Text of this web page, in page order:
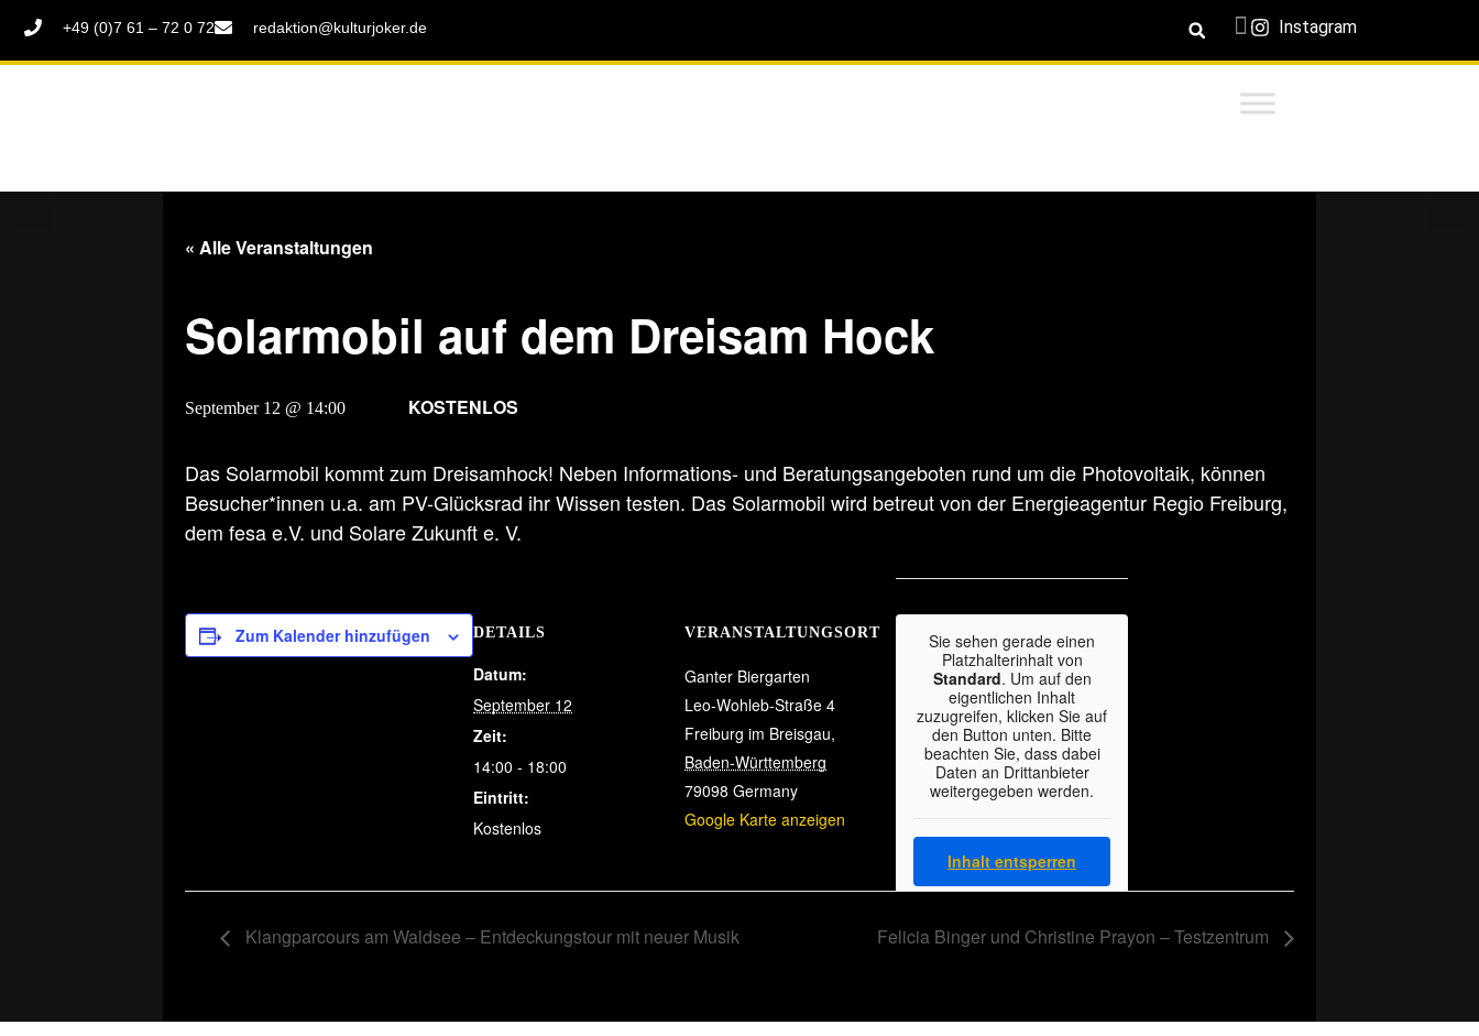
+49 (0)7 61 – 72 0 72 redaktion@kulturjoker.de Instagram
« Alle Veranstaltungen
Solarmobil auf dem Dreisam Hock
September 12 @ 14:00 KOSTENLOS
Das Solarmobil kommt zum Dreisamhock! Neben Informations- und Beratungsangeboten rund um die Photovoltaik, können
Besucher*innen u.a. am PV-Glücksrad ihr Wissen testen. Das Solarmobil wird betreut von der Energieagentur Regio Freiburg,
dem fesa e.V. und Solare Zukunft e. V.
Zum Kalender hinzufügen DETAILS
Datum:
September 12
Zeit:
14:00 - 18:00
Eintritt:
Kostenlos
VERANSTALTUNGSORT
Ganter Biergarten
Leo-Wohleb-Straße 4
Freiburg im Breisgau,
Baden-Württemberg
79098 Germany
Google Karte anzeigen
Sie sehen gerade einen
Platzhalterinhalt von
Standard. Um auf den
eigentlichen Inhalt
zuzugreifen, klicken Sie auf
den Button unten. Bitte
beachten Sie, dass dabei
Daten an Drittanbieter
weitergegeben werden.
Inhalt entsperren
Klangparcours am Waldsee – Entdeckungstour mit neuer Musik Felicia Binger und Christine Prayon – Testzentrum